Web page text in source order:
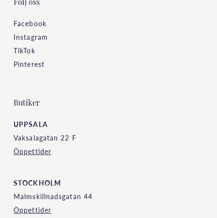
Följ oss
Facebook
Instagram
TikTok
Pinterest
Butiker
UPPSALA
Vaksalagatan 22 F
Öppettider
STOCKHOLM
Malmskillnadsgatan 44
Öppettider